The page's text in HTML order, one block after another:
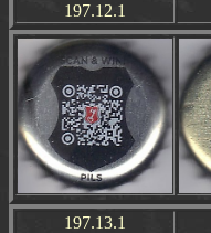
197.12.1
197.13.1